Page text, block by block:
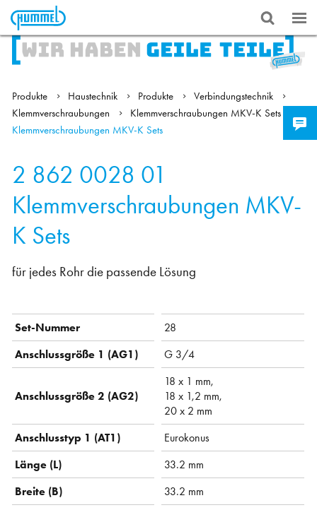
Produkte Haustechnik Produkte
Verbindungstechnik
Klemmverschraubungen
Klemmverschraubungen MKV-K Sets
Klemmverschraubungen MKV-K Sets
2 862 0028 01
Klemmverschraubungen MKV-
K Sets
für jedes Rohr die passende Lösung
Set-Nummer
28
Anschlussgröße 1 (AG1)
G 3/4
Anschlussgröße 2 (AG2)
18 x 1 mm,
18 x 1,2 mm,
20 x 2 mm
Anschlusstyp 1 (AT1)
Eurokonus
Länge (L)
33.2 mm
Breite (B)
33.2 mm